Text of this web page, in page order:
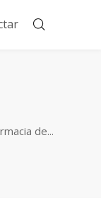
de...